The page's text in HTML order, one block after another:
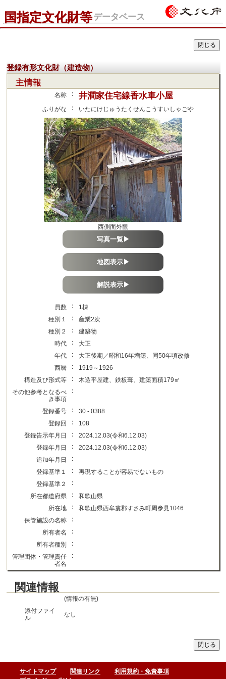
国指定文化財等データベース
登録有形文化財（建造物）
主情報
名称 ： 井澗家住宅線香水車小屋
ふりがな ： いたにけじゅうたくせんこうすいしゃごや
西側面外観
写真一覧▶
地図表示▶
解説表示▶
員数 ：
1棟
種別１
：
産業2次
種別２
：
建築物
時代
：
大正
年代
：
大正後期／昭和16年増築、同50年頃改修
西暦
：
1919～1926
構造及び形式等
：
木造平屋建、鉄板葺、建築面積179㎡
その他参考となるべ
き事項
：
登録番号 ：
30 - 0388
登録回
：
108
登録告示年月日
：
2024.12.03(令和6.12.03)
登録年月日
：
2024.12.03(令和6.12.03)
追加年月日
：
登録基準１ ：
再現することが容易でないもの
登録基準２
：
所在都道府県 ：
和歌山県
所在地
：
和歌山県西牟婁郡すさみ町周参見1046
保管施設の名称
：
所有者名 ：
所有者種別 ：
管理団体・管理責任
者名
：
関連情報
(情報の有無)
添付ファイ
ル
なし
サイトマップ 関連リンク
利用規約・免責事項